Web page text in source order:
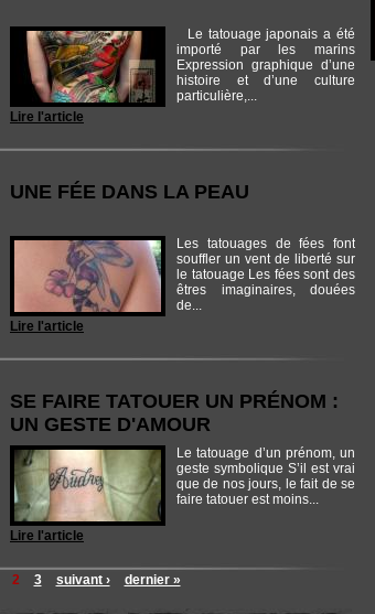
Le tatouage japonais a été
importé par les marins
Expression graphique d’une
histoire et d’une culture
particulière,...
Lire l'article
UNE FÉE DANS LA PEAU
Les tatouages de fées font
souffler un vent de liberté sur
le tatouage Les fées sont des
êtres imaginaires, douées
de...
Lire l'article
SE FAIRE TATOUER UN PRÉNOM :
UN GESTE D'AMOUR
Le tatouage d’un prénom, un
geste symbolique S’il est vrai
que de nos jours, le fait de se
faire tatouer est moins...
Lire l'article
2 3 suivant › dernier »